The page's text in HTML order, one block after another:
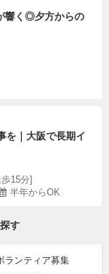
響く◎夕方からの
を｜大阪で長期イ
15分]
半年からOK
す
ランティア募集